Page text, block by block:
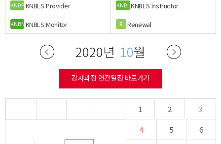
KNBPKNBLS Provider KNBI KNBLS Instructor
KNBMKNBLS Monitor R Renewal
2020년 10월
강사과정 연간일정 바로가기
1 2
3
4
5
6